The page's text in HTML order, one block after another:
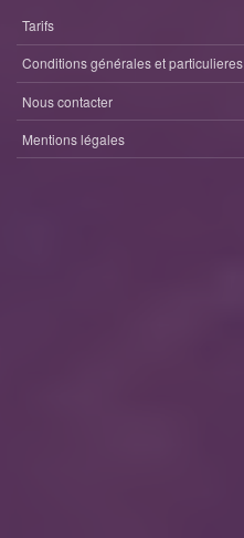
Tarifs
Conditions générales et particulieres
Nous contacter
Mentions légales